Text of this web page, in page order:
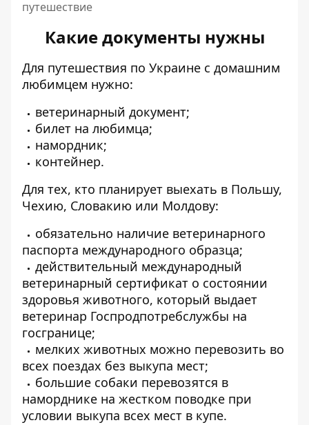
путешествие
Какие документы нужны
Для путешествия по Украине с домашним
любимцем нужно:
ветеринарный документ;
билет на любимца;
намордник;
контейнер.
Для тех, кто планирует выехать в Польшу,
Чехию, Словакию или Молдову:
обязательно наличие ветеринарного
паспорта международного образца;
действительный международный
ветеринарный сертификат о состоянии
здоровья животного, который выдает
ветеринар Госпродпотребслужбы на
госгранице;
мелких животных можно перевозить во
всех поездах без выкупа мест;
большие собаки перевозятся в
наморднике на жестком поводке при
условии выкупа всех мест в купе.